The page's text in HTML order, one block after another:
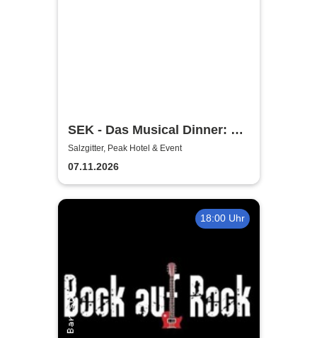
SEK - Das Musical Dinner: A
Broadway Night
Salzgitter, Peak Hotel & Event
07.11.2026
18:00 Uhr